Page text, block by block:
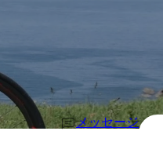
メッセージ